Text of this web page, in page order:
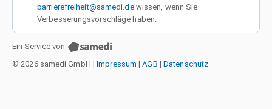
barrierefreiheit@samedi.dewissen, wenn Sie
Verbesserungsvorschläge haben.
Ein Service von
© 2026 samedi GmbH | Impressum | AGB | Datenschutz